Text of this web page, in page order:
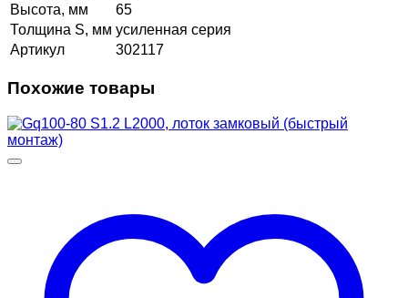
Высота, мм
65
Толщина S, мм усиленная серия
Артикул
302117
Похожие товары